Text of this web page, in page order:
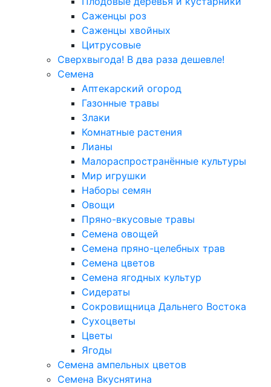
Саженцы роз
Саженцы хвойных
Цитрусовые
Сверхвыгода! В два раза дешевле!
Семена
Аптекарский огород
Газонные травы
Злаки
Комнатные растения
Лианы
Малораспространённые культуры
Мир игрушки
Наборы семян
Овощи
Пряно-вкусовые травы
Семена овощей
Семена пряно-целебных трав
Семена цветов
Семена ягодных культур
Сидераты
Сокровищница Дальнего Востока
Сухоцветы
Цветы
Ягоды
Семена ампельных цветов
Семена Вкуснятина